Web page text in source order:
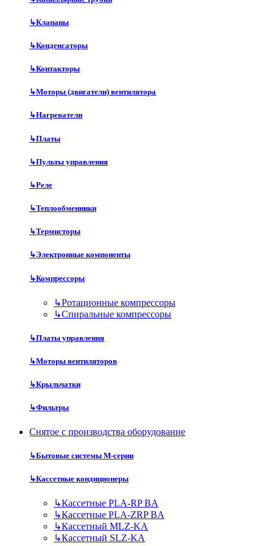
↳Клапаны
↳Конденсаторы
↳Контакторы
↳Моторы (двигатели) вентилятора
↳Нагреватели
↳Платы
↳Пульты управления
↳Реле
↳Теплообменники
↳Термисторы
↳Электронные компоненты
↳Компрессоры
↳Ротационные компрессоры
↳Спиральные компрессоры
↳Платы управления
↳Моторы вентиляторов
↳Крыльчатки
↳Фильтры
Снятое с производства оборудование
↳Бытовые системы M-серии
↳Кассетные кондиционеры
↳Кассетные PLA-RP BA
↳Кассетные PLA-ZRP BA
↳Кассетный MLZ-KA
↳Кассетный SLZ-KA